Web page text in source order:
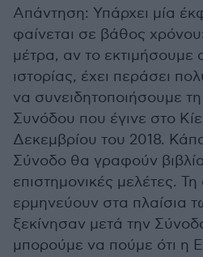
Απάντηση: Υπάρχει μία
φαίνεται σε βάθος
μέτρα, αν το
ιστορίας, έχει περάσει
να συνειδητοποιήσουμε
Συνόδου που έγινε στο
Δεκεμβρίου του 2018.
Σύνοδο θα γραφούν
επιστημονικές μελέτες.
ερμηνεύουν στα πλαίσια
ξεκίνησαν μετά την
μπορούμε να πούμε ότι η